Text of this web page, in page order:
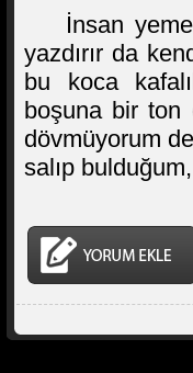
İnsan
yazdırır da
bu koca
boşuna bir ton
dövmüyorum
salıp